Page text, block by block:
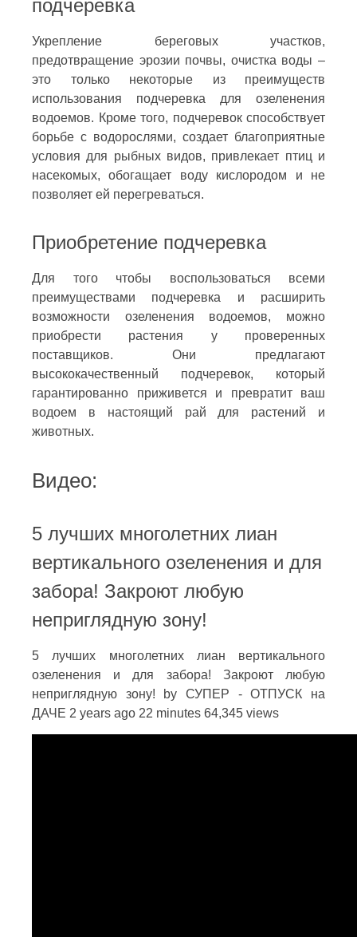
подчеревка
Укрепление береговых участков,
предотвращение эрозии почвы, очистка воды –
это только некоторые из преимуществ
использования подчеревка для озеленения
водоемов. Кроме того, подчеревок способствует
борьбе с водорослями, создает благоприятные
условия для рыбных видов, привлекает птиц и
насекомых, обогащает воду кислородом и не
позволяет ей перегреваться.
Приобретение подчеревка
Для того чтобы воспользоваться всеми
преимуществами подчеревка и расширить
возможности озеленения водоемов, можно
приобрести растения у проверенных
поставщиков. Они предлагают
высококачественный подчеревок, который
гарантированно приживется и превратит ваш
водоем в настоящий рай для растений и
животных.
Видео:
5 лучших многолетних лиан
вертикального озеленения и для
забора! Закроют любую
неприглядную зону!
5 лучших многолетних лиан вертикального
озеленения и для забора! Закроют любую
неприглядную зону! by СУПЕР - ОТПУСК на
ДАЧЕ 2 years ago 22 minutes 64,345 views